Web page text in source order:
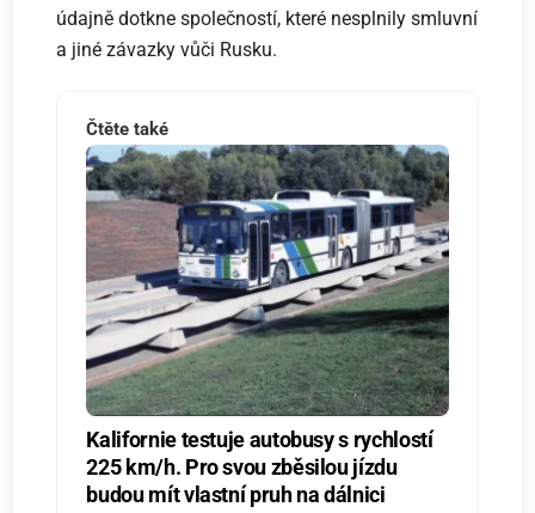
údajně dotkne společností, které nesplnily smluvní
a jiné závazky vůči Rusku.
Čtěte také
Kalifornie testuje autobusy s rychlostí
225 km/h. Pro svou zběsilou jízdu
budou mít vlastní pruh na dálnici